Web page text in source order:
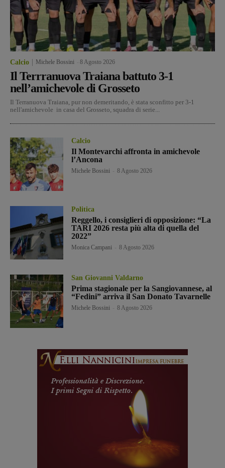
Calcio Michele Bossini 8 Agosto 2026
Il Terrranuova Traiana battuto 3-1
nell’amichevole di Grosseto
Il Terranuova Traiana, pur non demeritando, è stata sconfitto per 3-1
nell'amichevole in casa del Grosseto, squadra di serie...
Calcio
Il Montevarchi affronta in amichevole
l’Ancona
Michele Bossini 8 Agosto 2026
Politica
Reggello, i consiglieri di opposizione: “La
TARI 2026 resta più alta di quella del
2022”
Monica Campani 8 Agosto 2026
San Giovanni Valdarno
Prima stagionale per la Sangiovannese, al
“Fedini” arriva il San Donato Tavarnelle
Michele Bossini 8 Agosto 2026